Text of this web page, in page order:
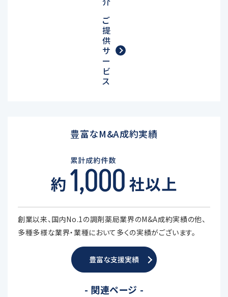
ご
提
供
サ
ー
ビ
ス
豊富なM&A成約実績
創業以来、国内No.1の調剤薬局業界のM&A成約実績の他、
多種多様な業界・業種において多くの実績がございます。
豊富な支援実績
- 関連ページ -